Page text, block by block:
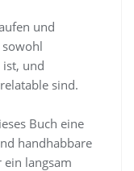
und
ist, und
sind.
Buch eine
handhabbare
ein langsam